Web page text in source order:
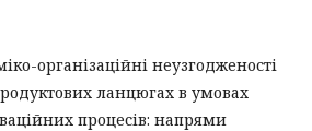
організаційні неузгодженості
ланцюгах в умовах
процесів: напрями